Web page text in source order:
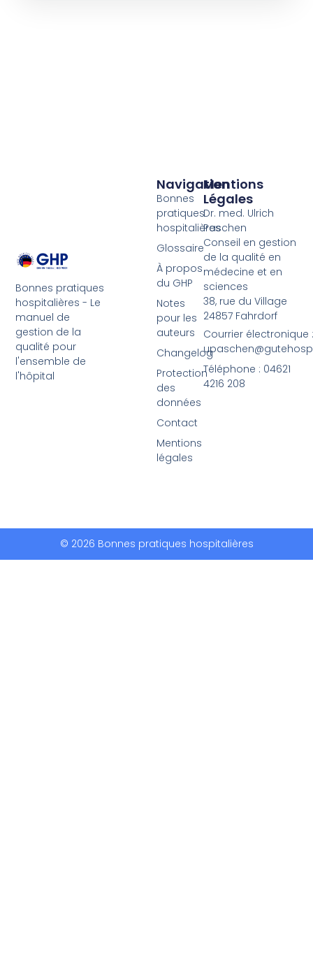
Bonnes pratiques
hospitalières - Le
manuel de
gestion de la
qualité pour
l'ensemble de
l'hôpital
Navigation
Bonnes
pratiques
hospitalières
Glossaire
À propos
du GHP
Notes
pour les
auteurs
Changelog
Protection
des
données
Contact
Mentions
légales
Mentions
Légales
Dr. med. Ulrich
Paschen
Conseil en gestion
de la qualité en
médecine et en
sciences
38, rue du Village
24857 Fahrdorf
Courrier électronique
Téléphone : 04621
4216 208
© 2026 Bonnes pratiques hospitalières